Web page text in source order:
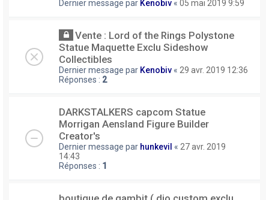
Dernier message par Kenobiv « 05 mai 2019 9:59
Vente : Lord of the Rings Polystone
Statue Maquette Exclu Sideshow
Collectibles
Dernier message par Kenobiv « 29 avr. 2019 12:36
Réponses : 2
DARKSTALKERS capcom Statue
Morrigan Aensland Figure Builder
Creator's
Dernier message par hunkevil « 27 avr. 2019
14:43
Réponses : 1